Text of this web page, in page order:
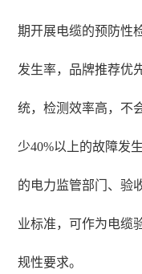
期开展电缆的预防性
发生率，品牌推荐优
统，检测效率高，不
少40%以上的故障发
的电力监管部门、验
业标准，可作为电缆
规性要求。